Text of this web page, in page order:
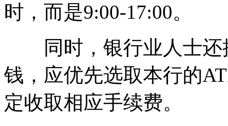
时，而是9:00-17:00。
同时，银行业人士还
钱，应优先选取本行的
定收取相应手续费。